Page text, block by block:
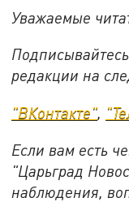
Уважаемые
редакции на
"ВКонтакте",
Если вам есть
"Царьград
наблюдения,